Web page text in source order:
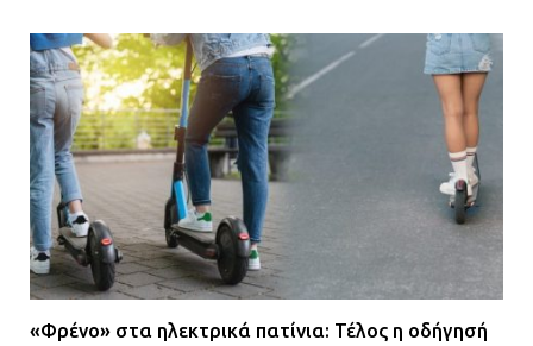
«Φρένο» στα ηλεκτρικά πατίνια: Τέλος η οδήγησή